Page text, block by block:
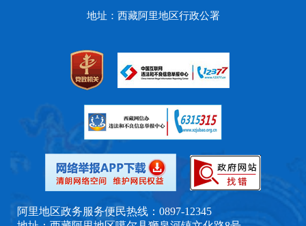
地址：西藏阿里地区行政公署
阿里地区政务服务便民热线：0897-12345